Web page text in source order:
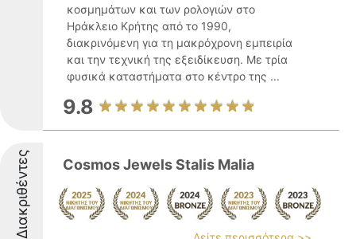
κοσμημάτων και των ρολογιών στο
Ηράκλειο Κρήτης από το 1990,
διακρινόμενη για τη μακρόχρονη εμπειρία
και την τεχνική της εξειδίκευση. Με τρία
φυσικά καταστήματα στο κέντρο της ...
9.8
Διακριθέντες Cosmos Jewels Stalis Malia